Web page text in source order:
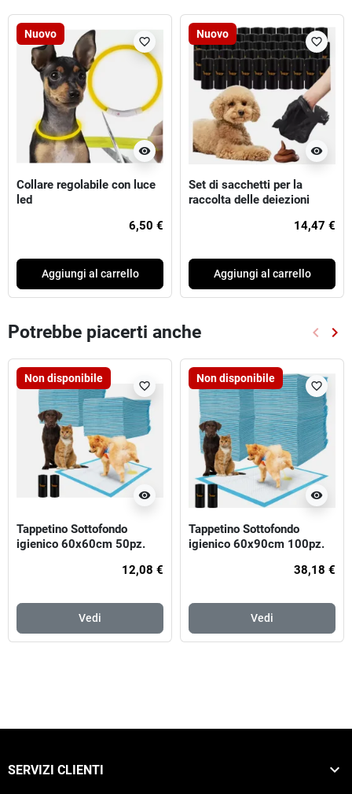
Nuovo
visibility
favorite_border
Collare regolabile con luce
led
6,50 €
Aggiungi al carrello
Nuovo
visibility
favorite_border
Set di sacchetti per la
raccolta delle deiezioni
14,47 €
Aggiungi al carrello
Potrebbe piacerti anche keyboard_arrow_left keyboard_arrow_right
Non disponibile
visibility
favorite_border
Tappetino Sottofondo
igienico 60x60cm 50pz.
12,08 €
Vedi
Non disponibile
visibility
favorite_border
Tappetino Sottofondo
igienico 60x90cm 100pz.
38,18 €
Vedi
SERVIZI CLIENTI 